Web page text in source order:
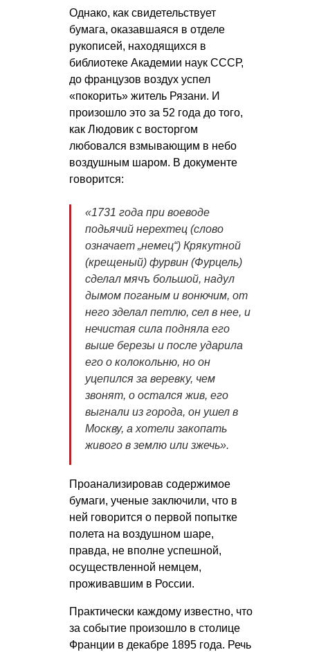
Однако, как свидетельствует
бумага, оказавшаяся в отделе
рукописей, находящихся в
библиотеке Академии наук СССР,
до французов воздух успел
«покорить» житель Рязани. И
произошло это за 52 года до того,
как Людовик с восторгом
любовался взмывающим в небо
воздушным шаром. В документе
говорится:
«1731 года при воеводе
подьячий нерехтец (слово
означает „немец“) Крякутной
(крещеный) фурвин (Фурцель)
сделал мячъ большой, надул
дымом поганым и вонючим, от
него зделал петлю, сел в нее, и
нечистая сила подняла его
выше березы и после ударила
его о колокольню, но он
уцепился за веревку, чем
звонят, о остался жив, его
выгнали из города, он ушел в
Москву, а хотели закопать
живого в землю или зжечь».
Проанализировав содержимое
бумаги, ученые заключили, что в
ней говорится о первой попытке
полета на воздушном шаре,
правда, не вполне успешной,
осуществленной немцем,
проживавшим в России.
Практически каждому известно, что
за событие произошло в столице
Франции в декабре 1895 года. Речь